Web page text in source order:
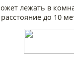
лежать в
до 10